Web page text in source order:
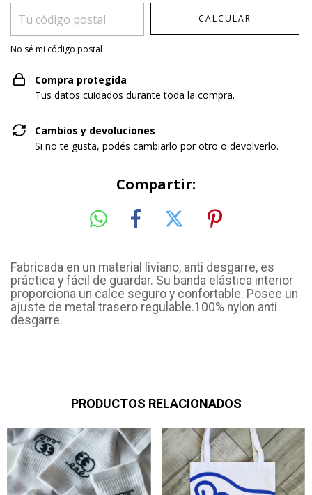
CALCULAR
No sé mi código postal
Compra protegida
Tus datos cuidados durante toda la compra.
Cambios y devoluciones
Si no te gusta, podés cambiarlo por otro o devolverlo.
Compartir:
Fabricada en un material liviano, anti desgarre, es
práctica y fácil de guardar. Su banda elástica interior
proporciona un calce seguro y confortable. Posee un
ajuste de metal trasero regulable.100% nylon anti
desgarre.
PRODUCTOS RELACIONADOS